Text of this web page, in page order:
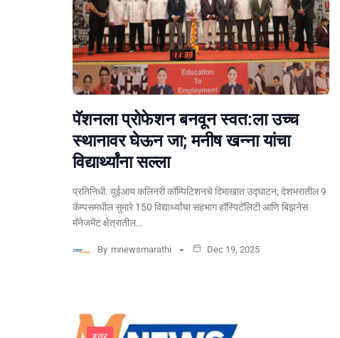
पॅशनला प्रोफेशन बनवून स्वत:ला उच्च
स्थानावर घेऊन जा; मनीष खन्ना यांचा
विद्यार्थ्यांना सल्ला
प्रतिनिधी. युईआय कलिनरी कॉम्पिटिशनचे दिमाखात उद्घाटन; देशभरातील 9
कॅम्पसमधील सुमारे 150 विद्यार्थ्यांचा सहभाग हॉस्पिटॅलिटी आणि बिझनेस
मॅनेजमेंट क्षेत्रातील…
By mnewsmarathi Dec 19, 2025